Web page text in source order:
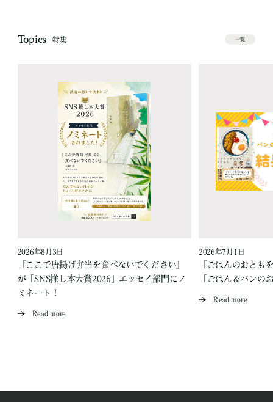
Topics 特集 一覧
2026年8月3日
『ここで唐揚げ弁当を食べないでください』
が「SNS推し本大賞2026」エッセイ部門にノ
ミネート！
Read more
2026年7月1日
『ごはんのおとも
「ごはん＆パンの
Read more